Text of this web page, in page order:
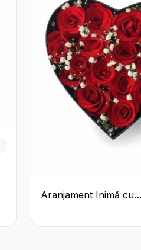
Aranjament Inimă cu
Floarea Miresei